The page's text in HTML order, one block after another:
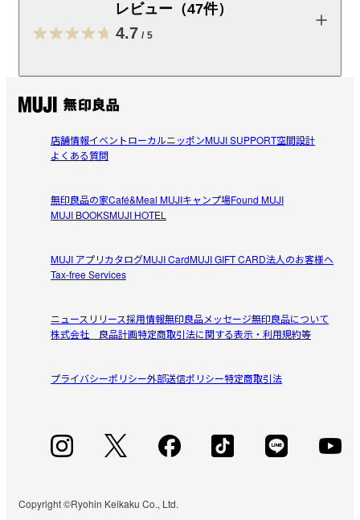
を掛けるのに適しています。また吊るしたものがスムー
ズに動くように、ジョイント部分の段差を少なくしてい
用の場合／約５Ｋｇ　９５ｃｍにて使用の場合／約４ｋ
ｇ　１２０ｃｍにて使用の場合／約３ｋｇ
受取手段店舗受け取り可・コンビニ受け取り不可
レビュー（47件）
4.7 / 5
むじるしスキダケド
2026/05/01
シンプルで丈夫
なんなん
ブラックカラーが好き
お値段もまぁまぁお手頃かな。
参考になった（0人）
回すタイミングまでの一時置きにするところができた
参考になった（3人）
店舗情報イベントローカルニッポンMUJI SUPPORT空間設計
よくある質問
無印良品の家Café&Meal MUJIキャンプ場Found MUJI
MUJI BOOKSMUJI HOTEL
MUJI アプリカタログMUJI CardMUJI GIFT CARD法人のお客様へ
Tax-free Services
ニュースリリース採用情報無印良品メッセージ無印良品について
株式会社 良品計画特定商取引法に関する表示・利用規約等
プライバシーポリシー外部送信ポリシー特定商取引法
Copyright ©Ryohin Keikaku Co., Ltd.